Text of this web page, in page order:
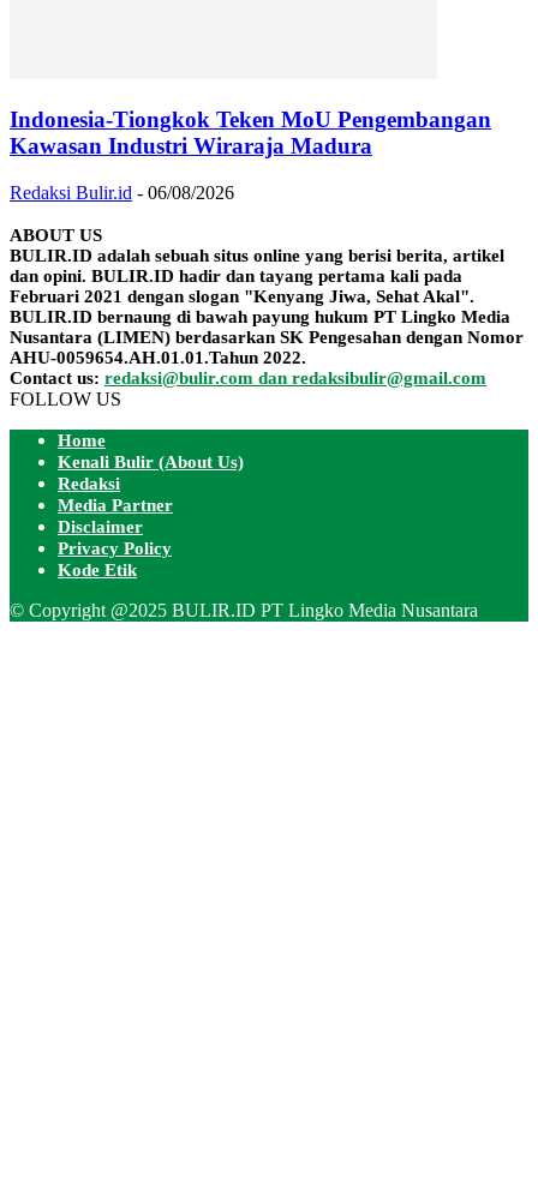
Indonesia-Tiongkok Teken MoU Pengembangan
Kawasan Industri Wiraraja Madura
Redaksi Bulir.id - 06/08/2026
ABOUT US
BULIR.ID adalah sebuah situs online yang berisi berita, artikel
dan opini. BULIR.ID hadir dan tayang pertama kali pada
Februari 2021 dengan slogan "Kenyang Jiwa, Sehat Akal".
BULIR.ID bernaung di bawah payung hukum PT Lingko Media
Nusantara (LIMEN) berdasarkan SK Pengesahan dengan Nomor
AHU-0059654.AH.01.01.Tahun 2022.
Contact us: redaksi@bulir.com dan redaksibulir@gmail.com
FOLLOW US
Home
Kenali Bulir (About Us)
Redaksi
Media Partner
Disclaimer
Privacy Policy
Kode Etik
© Copyright @2025 BULIR.ID PT Lingko Media Nusantara